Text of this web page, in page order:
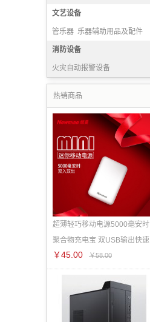
电动工具
文艺设备
管乐器 乐器辅助用品及配件
打击乐器
消防设备
火灾自动报警设备
消防产品实（试）验设备
热销商品
超薄轻巧移动电源5000毫安时
聚合物充电宝 双USB输出快速
￥45.00 ￥58.00